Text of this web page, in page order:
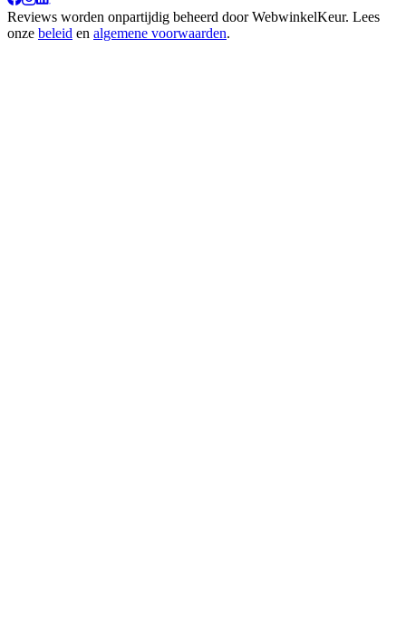
Reviews worden onpartijdig beheerd doorWebwinkelKeur. Lees
onze beleid en algemene voorwaarden.